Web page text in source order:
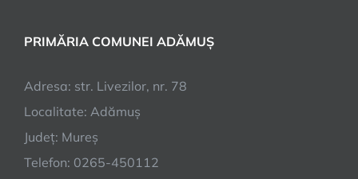
PRIMĂRIA COMUNEI ADĂMUȘ
Adresa: str. Livezilor, nr. 78
Localitate: Adămuș
Județ: Mureș
Telefon: 0265-450112